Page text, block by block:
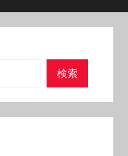
検索